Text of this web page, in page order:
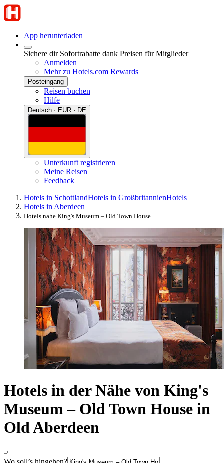
App herunterladen
Sichere dir Sofortrabatte dank Preisen für Mitglieder
Anmelden
Mehr zu Hotels.com Rewards
Posteingang
Reisen buchen
Hilfe
Deutsch · EUR · DE
Unterkunft registrieren
Meine Reisen
Feedback
Hotels in SchottlandHotels in GroßbritannienHotels
Hotels in Aberdeen
Hotels nahe King's Museum – Old Town House
Hotels in der Nähe von King's
Museum – Old Town House in
Old Aberdeen